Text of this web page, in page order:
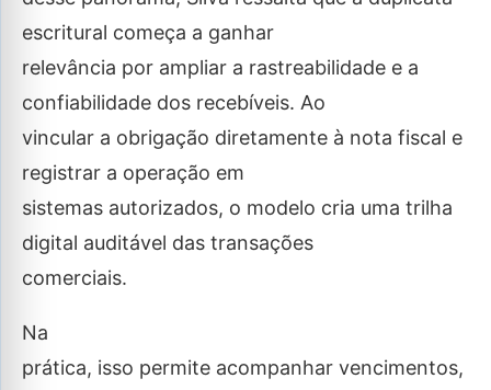
escritural começa a ganhar
relevância por ampliar a rastreabilidade e a
confiabilidade dos recebíveis. Ao
vincular a obrigação diretamente à nota fiscal e
registrar a operação em
sistemas autorizados, o modelo cria uma trilha
digital auditável das transações
comerciais.
Na
prática, isso permite acompanhar vencimentos,